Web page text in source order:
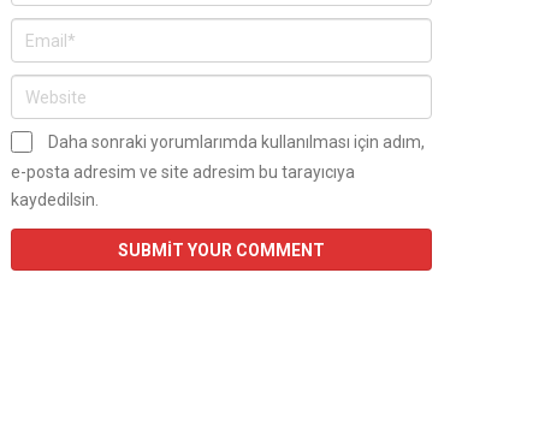
Daha sonraki yorumlarımda kullanılması için adım,
e-posta adresim ve site adresim bu tarayıcıya
kaydedilsin.